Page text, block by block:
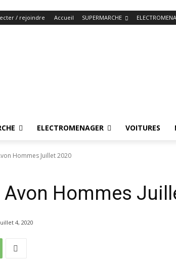
/ rejoindre Accueil SUPERMARCHE
ELECTROMENAGER VOITURES
Hommes Juillet 2020
Avon Hommes
4, 2020